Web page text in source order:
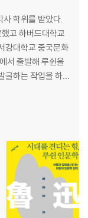
학위를 받았다.
고 하버드대학교
강대학교 중국문화
서 출발해 루쉰을
굴하는 작업을 하는
에는 청년들과 함
고 있다. 우리
업하고 동대